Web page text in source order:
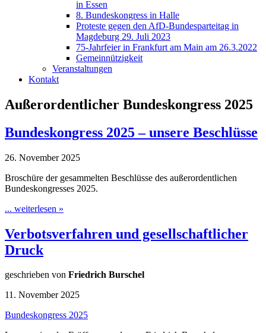
in Essen
8. Bundeskongress in Halle
Proteste gegen den AfD-Bundesparteitag in
Magdeburg 29. Juli 2023
75-Jahrfeier in Frankfurt am Main am 26.3.2022
Gemeinnützigkeit
Veranstaltungen
Kontakt
Außerordentlicher Bundeskongress 2025
Bundeskongress 2025 – unsere Beschlüsse
26. November 2025
Broschüre der gesammelten Beschlüsse des außerordentlichen
Bundeskongresses 2025.
... weiterlesen »
Verbotsverfahren und gesellschaftlicher
Druck
geschrieben von Friedrich Burschel
11. November 2025
Bundeskongress 2025